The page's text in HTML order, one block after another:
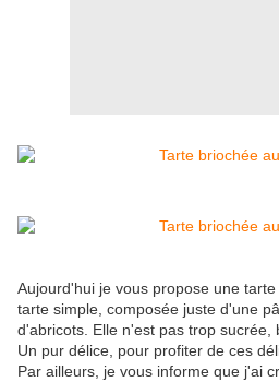
Aujourd'hui je vous propose une
tarte simple, composée juste d'une
d'abricots. Elle n'est pas trop sucrée,
Un pur délice, pour profiter de ces
Par ailleurs, je vous informe que j'ai